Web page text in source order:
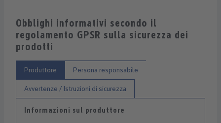
Obblighi informativi secondo il
regolamento GPSR sulla sicurezza dei
prodotti
Produttore Persona responsabile
Avvertenze / Istruzioni di sicurezza
Informazioni sul produttore